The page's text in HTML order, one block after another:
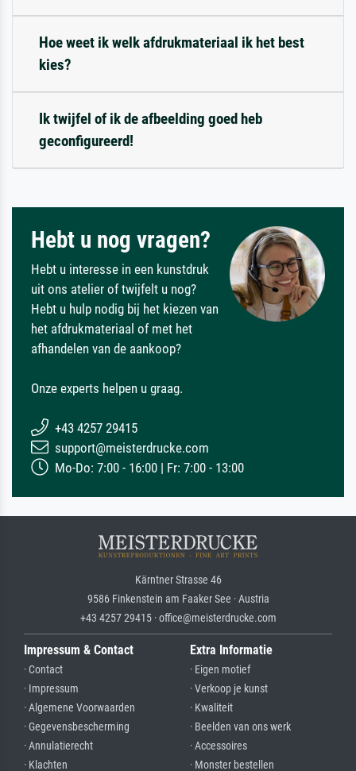
Hoe weet ik welk afdrukmateriaal ik het best
kies?
Ik twijfel of ik de afbeelding goed heb
geconfigureerd!
Hebt u nog vragen?
Hebt u interesse in een kunstdruk
uit ons atelier of twijfelt u nog?
Hebt u hulp nodig bij het kiezen van
het afdrukmateriaal of met het
afhandelen van de aankoop?
Onze experts helpen u graag.
+43 4257 29415
support@meisterdrucke.com
Mo-Do: 7:00 - 16:00 | Fr: 7:00 - 13:00
Kärntner Strasse 46
9586 Finkenstein am Faaker See · Austria
+43 4257 29415 · office@meisterdrucke.com
Impressum & Contact
· Contact
· Impressum
· Algemene Voorwaarden
· Gegevensbescherming
· Annulatierecht
· Klachten
Extra Informatie
· Eigen motief
· Verkoop je kunst
· Kwaliteit
· Beelden van ons werk
· Accessoires
· Monster bestellen